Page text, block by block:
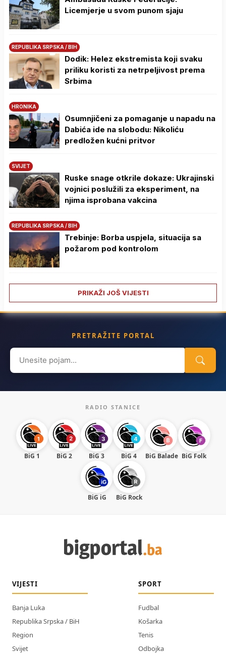
Licemjerje u svom punom sjaju
REPUBLIKA SRPSKA / BIH
Dodik: Helez ekstremista koji svaku
priliku koristi za netrpeljivost prema
Srbima
HRONIKA
Osumnjičeni za pomaganje u napadu na
Dabića ide na slobodu: Nikoliću
predložen kućni pritvor
SVIJET
Ruske snage otkrile dokaze: Ukrajinski
vojnici poslužili za eksperiment, na
njima isprobana vakcina
REPUBLIKA SRPSKA / BIH
Trebinje: Borba uspjela, situacija sa
požarom pod kontrolom
PRIKAŽI JOŠ VIJESTI
PRETRAŽITE PORTAL
Search
for:
RADIO STANICE
BiG 1 BiG 2 BiG 3 BiG 4 BiG Balade BiG Folk
BiG iG BiG Rock
VIJESTI
Banja Luka
Republika Srpska / BiH
Region
Svijet
SPORT
Fudbal
Košarka
Tenis
Odbojka